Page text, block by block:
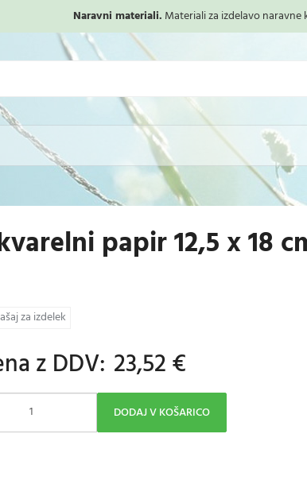
Naravni materiali. Materiali za izdelavo naravne
papir 12,5 x 18
za izdelek
z DDV: 23,52 €
DODAJ V KOŠARICO